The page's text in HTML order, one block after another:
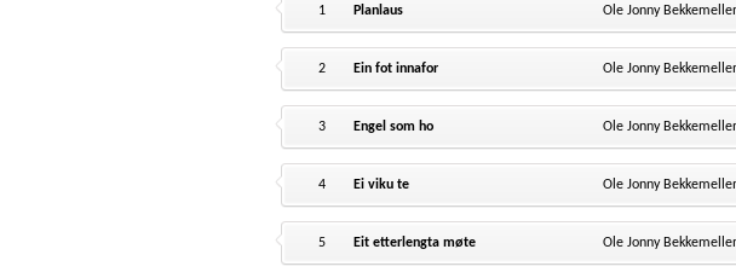
1 Planlaus Ole Jonny
2 Ein fot innafor Ole Jonny
3 Engel som ho Ole Jonny
4 Ei viku te Ole Jonny
5 Eit etterlengta møte Ole Jonny